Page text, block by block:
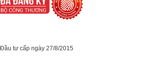
tư cấp ngày 27/8/2015